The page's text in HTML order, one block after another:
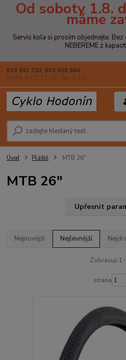
Od soboty 1.8.
máme
Servis kola si prosím objednejte.
NEBEREME z
518 341 732, 603 438 304
Po-Pá 9-12, 13-17 ; So- 9-11
Úvod Pláště MTB 26"
MTB 26"
Upřesnit
Nejnovější Nejlevnější
Zobrazuji 1-
strana